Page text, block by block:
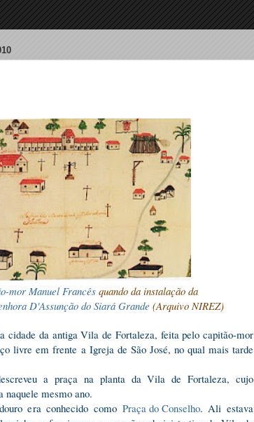
mor Manuel Francêsquando da instalação da
D'Assunção do Siará Grande (Arquivo NIREZ)
cidade da antiga Vila de Fortaleza, feita pelo capitão-mor
livre em frente a Igreja de São José, no qual mais tarde
a praça na planta da Vila de Fortaleza, cujo
naquele mesmo ano.
era conhecido como Praça do Conselho. Ali estava